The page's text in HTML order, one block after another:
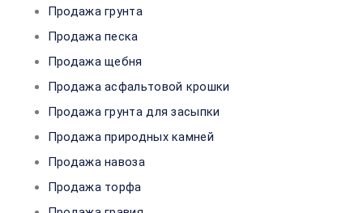
Продажа грунта
Продажа песка
Продажа щебня
Продажа асфальтовой крошки
Продажа грунта для засыпки
Продажа природных камней
Продажа навоза
Продажа торфа